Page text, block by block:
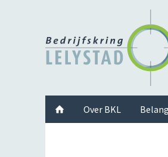
Twitter InstagramLinkedInYoutube
Over BKL